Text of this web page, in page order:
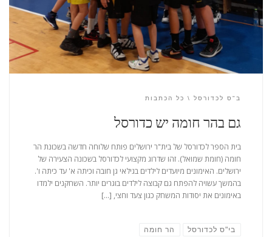
ב"ס לכדורסל כל הכתבות
גם בהר חומה יש כדורסל
בית הספר לכדורסל של בית"ר ירושלים פותח שלוחה חדשה בשכונת הר
חומה (חומת שמואל). זהו שדרוג מקצועי לכדורסל בשכונה הצעירה של
ירושלים. האימונים מיועדים לילדים בגילאי גן חובה וכיתה א' עד כיתה ו'.
בהמשך עשויה להפתח גם קבוצה לילדים בוגרים יותר. השחקנים ילמדו
באימונים את יסודות המשחק כגון צעד וחצי, […]
בי"ס לכדורסל הר חומה